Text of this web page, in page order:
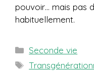
pouvoir… mais pas
habituellement.
Catégories
Seconde vie
Étiquettes